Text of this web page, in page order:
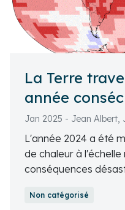
La Terre
année
chaude
L'année 2024 a été
de chaleur à
conséquences
événements
Non catégorisé